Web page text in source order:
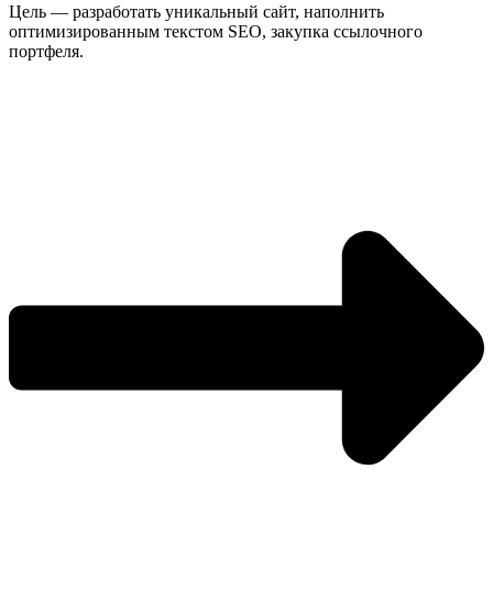
Цель — разработать уникальный сайт, наполнить
оптимизированным текстом SEO, закупка ссылочного
портфеля.